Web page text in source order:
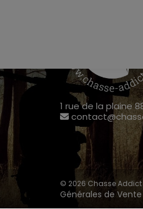
1 rue de la plaine
© 2026 Chasse
Générales de Vente